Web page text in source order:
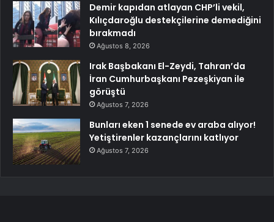
Demir kapıdan atlayan CHP’li vekil,
Kılıçdaroğlu destekçilerine demediğini
bırakmadı
Ağustos 8, 2026
Irak Başbakanı El-Zeydi, Tahran’da
İran Cumhurbaşkanı Pezeşkiyan ile
görüştü
Ağustos 7, 2026
Bunları eken 1 senede ev araba alıyor!
Yetiştirenler kazançlarını katlıyor
Ağustos 7, 2026